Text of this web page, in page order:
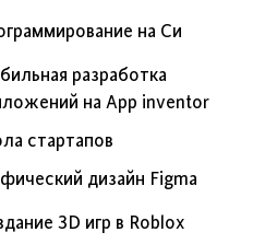
на Cи
разработка
на App inventor
стартапов
дизайн Figma
3D игр в Roblox